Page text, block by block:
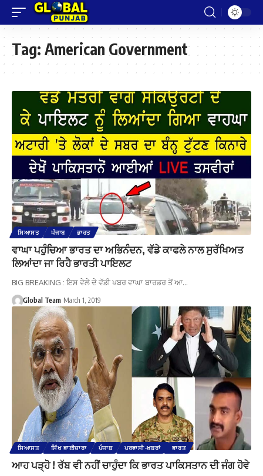
Tag: American Government
ਸਿਆਸਤ ਪੰਜਾਬ ਭਾਰਤ
ਵਾਘਾ ਪਹੁੰਚਿਆ ਭਾਰਤ ਦਾ ਅਭਿਨੰਦਨ, ਵੱਡੇ ਕਾਫਲੇ ਨਾਲ ਸੁਰੱਖਿਅਤ
ਲਿਆਂਦਾ ਜਾ ਰਿਹੈ ਭਾਰਤੀ ਪਾਇਲਟ
BIG BREAKING : ਇਸ ਵੇਲੇ ਦੇ ਵੱਡੀ ਖਬਰ ਵਾਘਾ ਬਾਰਡਰ ਤੋਂ ਆ…
Global Team March 1, 2019
ਸਿਆਸਤ ਸਿੱਖ ਭਾਈਚਾਰਾ ਪੰਜਾਬ ਪਰਵਾਸੀ-ਖ਼ਬਰਾਂ ਭਾਰਤ
ਆਹ ਪੜ੍ਹੋ ! ਰੱਬ ਵੀ ਨਹੀਂ ਚਾਹੁੰਦਾ ਕਿ ਭਾਰਤ ਪਾਕਿਸਤਾਨ ਦੀ ਜੰਗ ਹੋਵੇ